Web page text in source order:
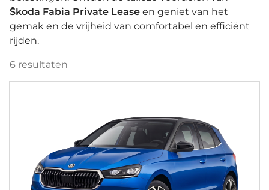
Škoda Fabia Private Lease en geniet van het
gemak en de vrijheid van comfortabel en efficiënt
rijden.
6 resultaten